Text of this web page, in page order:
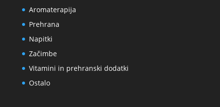
Aromaterapija
Prehrana
Napitki
Začimbe
Vitamini in prehranski dodatki
Ostalo